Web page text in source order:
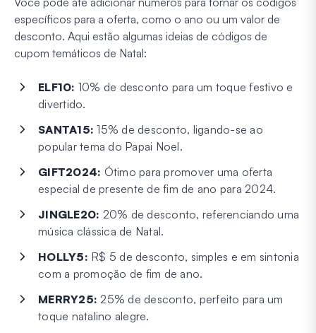
específicos para a oferta, como o ano ou um valor de
desconto. Aqui estão algumas ideias de códigos de
cupom temáticos de Natal:
ELF10: 10% de desconto para um toque festivo e
divertido.
SANTA15: 15% de desconto, ligando-se ao
popular tema do Papai Noel.
GIFT2024: Ótimo para promover uma oferta
especial de presente de fim de ano para 2024.
JINGLE20: 20% de desconto, referenciando uma
música clássica de Natal.
HOLLY5: R$ 5 de desconto, simples e em sintonia
com a promoção de fim de ano.
MERRY25: 25% de desconto, perfeito para um
toque natalino alegre.